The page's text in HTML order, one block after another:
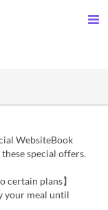
WebsiteBook
special offers.
certain plans】
your meal until